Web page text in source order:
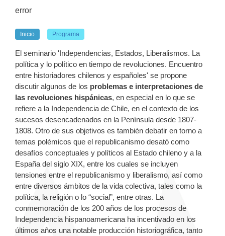
error
Inicio Programa
El seminario 'Independencias, Estados, Liberalismos. La
política y lo político en tiempo de revoluciones. Encuentro
entre historiadores chilenos y españoles' se propone
discutir algunos de los problemas e interpretaciones de
las revoluciones hispánicas, en especial en lo que se
refiere a la Independencia de Chile, en el contexto de los
sucesos desencadenados en la Península desde 1807-
1808. Otro de sus objetivos es también debatir en torno a
temas polémicos que el republicanismo desató como
desafíos conceptuales y políticos al Estado chileno y a la
España del siglo XIX, entre los cuales se incluyen
tensiones entre el republicanismo y liberalismo, así como
entre diversos ámbitos de la vida colectiva, tales como la
política, la religión o lo “social”, entre otras. La
conmemoración de los 200 años de los procesos de
Independencia hispanoamericana ha incentivado en los
últimos años una notable producción historiográfica, tanto